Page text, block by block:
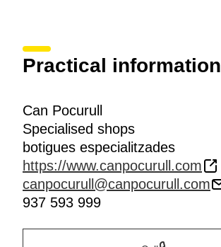
Practical information
Can Pocurull
Specialised shops
botigues especialitzades
https://www.canpocurull.com
canpocurull@canpocurull.com
937 593 999